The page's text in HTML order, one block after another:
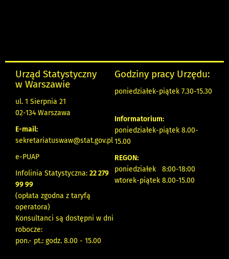
Urząd Statystyczny
w Warszawie
ul. 1 Sierpnia 21
02-134 Warszawa
E-mail:
sekretariatuswaw@stat.gov.pl
e-PUAP
Infolinia Statystyczna: 22 279
99 99
(opłata zgodna z taryfą
operatora)
Konsultanci są dostępni w dni
robocze:
pon.- pt.: godz. 8.00 - 15.00
Godziny pracy Urzędu:
poniedziałek-piątek 7.30-15.30
Informatorium:
poniedziałek-piątek 8.00-
15.00
REGON:
poniedziałek 8:00-18:00
wtorek-piątek 8.00-15.00